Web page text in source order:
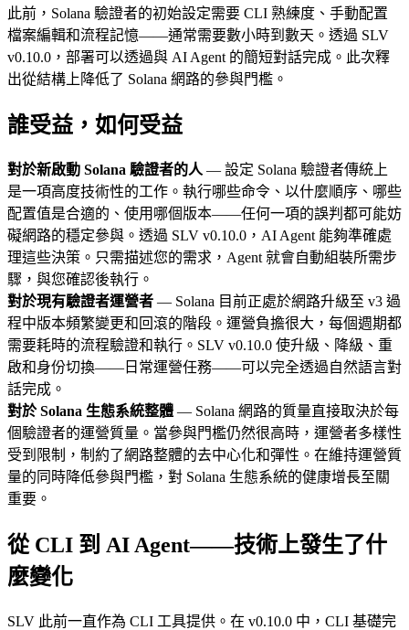
此前，Solana 驗證者的初始設定需要 CLI 熟練度、手動配置
檔案編輯和流程記憶——通常需要數小時到數天。透過 SLV
v0.10.0，部署可以透過與 AI Agent 的簡短對話完成。此次釋
出從結構上降低了 Solana 網路的參與門檻。
誰受益，如何受益
對於新啟動 Solana 驗證者的人 — 設定 Solana 驗證者傳統上
是一項高度技術性的工作。執行哪些命令、以什麼順序、哪些
配置值是合適的、使用哪個版本——任何一項的誤判都可能妨
礙網路的穩定參與。透過 SLV v0.10.0，AI Agent 能夠準確處
理這些決策。只需描述您的需求，Agent 就會自動組裝所需步
驟，與您確認後執行。
對於現有驗證者運營者 — Solana 目前正處於網路升級至 v3 過
程中版本頻繁變更和回滾的階段。運營負擔很大，每個週期都
需要耗時的流程驗證和執行。SLV v0.10.0 使升級、降級、重
啟和身份切換——日常運營任務——可以完全透過自然語言對
話完成。
對於 Solana 生態系統整體 — Solana 網路的質量直接取決於每
個驗證者的運營質量。當參與門檻仍然很高時，運營者多樣性
受到限制，制約了網路整體的去中心化和彈性。在維持運營質
量的同時降低參與門檻，對 Solana 生態系統的健康增長至關
重要。
從 CLI 到 AI Agent——技術上發生了什
麼變化
SLV 此前一直作為 CLI 工具提供。在 v0.10.0 中，CLI 基礎完